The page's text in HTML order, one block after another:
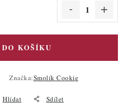
KOŠÍKU
Značka:Smolík Cookie
Hlídat Sdílet